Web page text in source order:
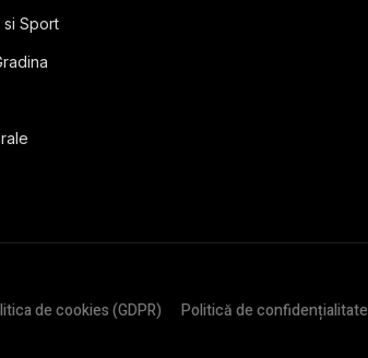
si Sport
de cookies (GDPR) Politică de confidențialitate